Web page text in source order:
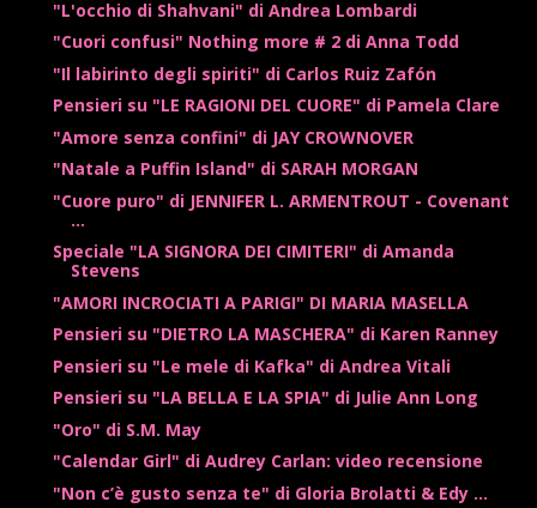
"L'occhio di Shahvani" di Andrea Lombardi
"Cuori confusi" Nothing more # 2 di Anna Todd
"Il labirinto degli spiriti" di Carlos Ruiz Zafón
Pensieri su "LE RAGIONI DEL CUORE" di Pamela Clare
"Amore senza confini" di JAY CROWNOVER
"Natale a Puffin Island" di SARAH MORGAN
"Cuore puro" di JENNIFER L. ARMENTROUT - Covenant
...
Speciale "LA SIGNORA DEI CIMITERI" di Amanda
Stevens
"AMORI INCROCIATI A PARIGI" DI MARIA MASELLA
Pensieri su "DIETRO LA MASCHERA" di Karen Ranney
Pensieri su "Le mele di Kafka" di Andrea Vitali
Pensieri su "LA BELLA E LA SPIA" di Julie Ann Long
"Oro" di S.M. May
"Calendar Girl" di Audrey Carlan: video recensione
"Non c’è gusto senza te" di Gloria Brolatti & Edy ...